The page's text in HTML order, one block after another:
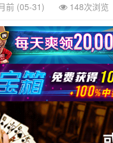
前 (05-31) 148次浏览